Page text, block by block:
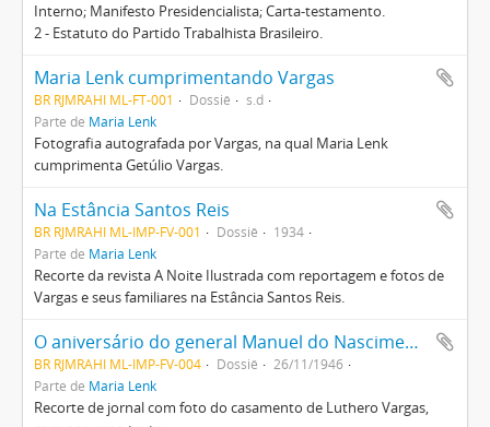
Interno; Manifesto Presidencialista; Carta-testamento.
2 - Estatuto do Partido Trabalhista Brasileiro.
Maria Lenk cumprimentando Vargas
BR RJMRAHI ML-FT-001 Dossiê
s.d
Parte de Maria Lenk
Fotografia autografada por Vargas, na qual Maria Lenk
cumprimenta Getúlio Vargas.
Na Estância Santos Reis
BR RJMRAHI ML-IMP-FV-001 Dossiê
1934
Parte de Maria Lenk
Recorte da revista A Noite Ilustrada com reportagem e fotos de
Vargas e seus familiares na Estância Santos Reis.
O aniversário do general Manuel do Nascimento Vargas
BR RJMRAHI ML-IMP-FV-004 Dossiê
26/11/1946
Parte de Maria Lenk
Recorte de jornal com foto do casamento de Luthero Vargas,